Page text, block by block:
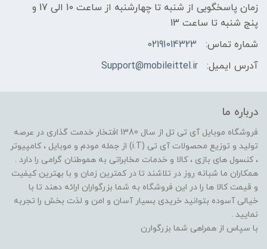
زمان پاسخگویی از شنبه تا چهارشنبه از ساعت 10 الی 17 و
پنج شنبه تا ساعت 13
شماره تماس:
02191014323
آدرس ایمیل:
Support@mobileittel.ir
درباره ما
فروشگاه موبایل آی تی تل از سال 1380 افتخار خدمت گذاری در عرصه
تولید و توزیع محصولات آی تی (i.T) از جمله مودم و موبایل ، کامپیوتر
، کنسول های بازی ، کالا و خدمات مخابراتی به هموطنان گرامی را دارد .
همکاران ما شبانه روز در تلاشند تا در کمترین زمان و با بهترین کیفیت
و قیمت کالا ها را در این فروشگاه به شما بزرگواران ارائه دهند تا با
خیالی آسوده بتوانید خریدی بسیار آسان و امن و لذت بخش را تجربه
نمایید .
با سپاس از همراهی شما بزرگوارن